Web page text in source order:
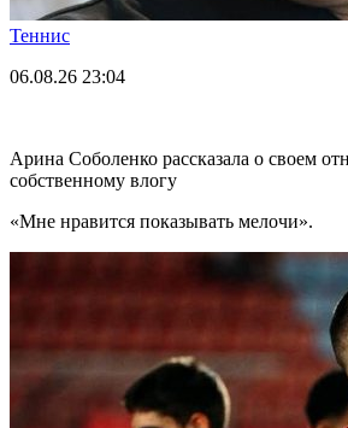
Теннис
06.08.26 23:04
Арина Соболенко рассказала о своем
собственному влогу
«Мне нравится показывать мелочи».